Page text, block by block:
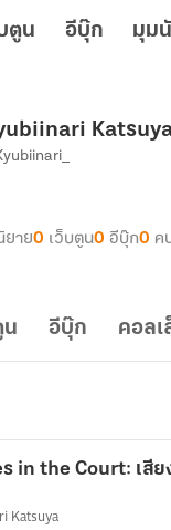
ตูน อีบุ๊ก มุม
ยาย0 เว็บตูน0 อีบุ๊ก0 ค
น อีบุ๊ก คอล
in the Court: เสีย
Katsuya